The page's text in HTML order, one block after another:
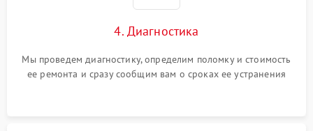
4. Диагностика
Мы проведем диагностику, определим поломку и стоимость
ее ремонта и сразу сообщим вам о сроках ее устранения